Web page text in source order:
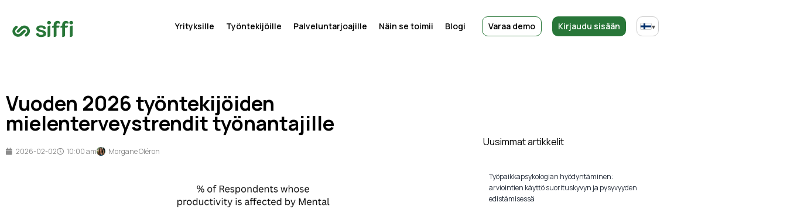
Yrityksille Työntekijöille Palveluntarjoajille Näin se toimii Blogi Varaa demo Kirjaudu sisään ▾
Vuoden 2026 työntekijöiden
mielenterveystrendit työnantajille
2026-02-02 10:00 am Morgane Oléron
Uusimmat artikkelit
Työpaikkapsykologian hyödyntäminen:
arviointien käyttö suorituskyvyn ja pysyvyyden
edistämisessä